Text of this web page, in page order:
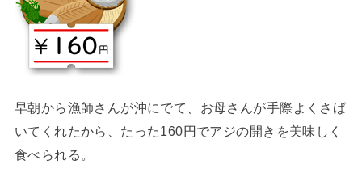
早朝から漁師さんが沖にでて、お母さんが手際よくさば
いてくれたから、たった160円でアジの開きを美味しく
食べられる。